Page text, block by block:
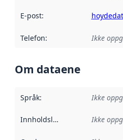
E-post:
Telefon: Ikke
Om dataene
Språk: Ikke
Innholdsleverandører :
Ikke